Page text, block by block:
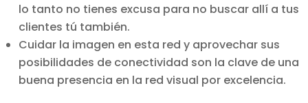
lo tanto no tienes excusa para no buscar allí a tus
clientes tú también.
Cuidar la imagen en esta red y aprovechar sus
posibilidades de conectividad son la clave de una
buena presencia en la red visual por excelencia.